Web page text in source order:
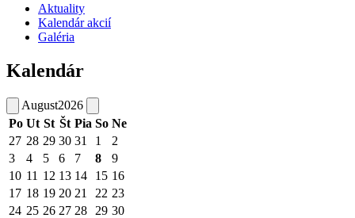
Aktuality
Kalendár akcií
Galéria
Kalendár
August2026
Po Ut St Št Pia So Ne
27 28 29 30 31 1
2
3
4 5 6 7 8
9
10 11 12 13 14 15 16
17 18 19 20 21 22 23
24 25 26 27 28 29 30